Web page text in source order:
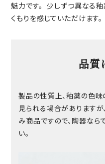
魅力です。 少しずつ異なる
くもりを感じていただけます。
品質
製品の性質上、釉薬の色味
見られる場合があります
み商品ですので、陶器なら
い。